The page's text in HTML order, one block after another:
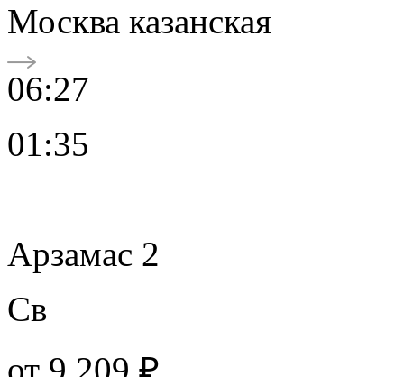
Москва казанская
06:27
01:35
Арзамас 2
Св
от 9 209 ₽